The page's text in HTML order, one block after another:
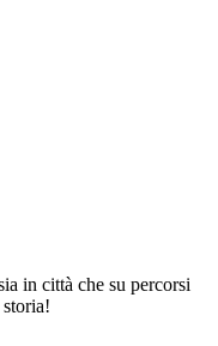
in città che su percorsi